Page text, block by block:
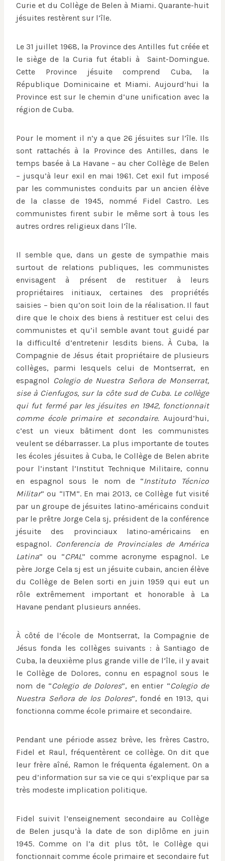
Curie et du Collège de Belen à Miami. Quarante-huit
jésuites restèrent sur l’île.
Le 31 juillet 1968, la Province des Antilles fut créée et
le siège de la Curia fut établi à Saint-Domingue.
Cette Province jésuite comprend Cuba, la
République Dominicaine et Miami. Aujourd’hui la
Province est sur le chemin d’une unification avec la
région de Cuba.
Pour le moment il n’y a que 26 jésuites sur l’île. Ils
sont rattachés à la Province des Antilles, dans le
temps basée à La Havane – au cher Collège de Belen
– jusqu’à leur exil en mai 1961. Cet exil fut imposé
par les communistes conduits par un ancien élève
de la classe de 1945, nommé Fidel Castro. Les
communistes firent subir le même sort à tous les
autres ordres religieux dans l’île.
Il semble que, dans un geste de sympathie mais
surtout de relations publiques, les communistes
envisagent à présent de restituer à leurs
propriétaires initiaux, certaines des propriétés
saisies – bien qu’on soit loin de la réalisation. Il faut
dire que le choix des biens à restituer est celui des
communistes et qu’il semble avant tout guidé par
la difficulté d’entretenir lesdits biens. À Cuba, la
Compagnie de Jésus était propriétaire de plusieurs
collèges, parmi lesquels celui de Montserrat, en
espagnol Colegio de Nuestra Señora de Monserrat,
sise à Cienfugos, sur la côte sud de Cuba. Le collège
qui fut fermé par les jésuites en 1942, fonctionnait
comme école primaire et secondaire. Aujourd’hui,
c’est un vieux bâtiment dont les communistes
veulent se débarrasser. La plus importante de toutes
les écoles jésuites à Cuba, le Collège de Belen abrite
pour l’instant l’Institut Technique Militaire, connu
en espagnol sous le nom de “Instituto Técnico
Militar” ou “ITM”. En mai 2013, ce Collège fut visité
par un groupe de jésuites latino-américains conduit
par le prêtre Jorge Cela sj, président de la conférence
jésuite des provinciaux latino-américains en
espagnol. Conferencia de Provinciales de América
Latina” ou “CPAL” comme acronyme espagnol. Le
père Jorge Cela sj est un jésuite cubain, ancien élève
du Collège de Belen sorti en juin 1959 qui eut un
rôle extrêmement important et honorable à La
Havane pendant plusieurs années.
À côté de l’école de Montserrat, la Compagnie de
Jésus fonda les collèges suivants : à Santiago de
Cuba, la deuxième plus grande ville de l’île, il y avait
le Collège de Dolores, connu en espagnol sous le
nom de “Colegio de Dolores”, en entier “Colegio de
Nuestra Señora de los Dolores”, fondé en 1913, qui
fonctionna comme école primaire et secondaire.
Pendant une période assez brève, les frères Castro,
Fidel et Raul, fréquentèrent ce collège. On dit que
leur frère aîné, Ramon le fréquenta également. On a
peu d’information sur sa vie ce qui s’explique par sa
très modeste implication politique.
Fidel suivit l’enseignement secondaire au Collège
de Belen jusqu’à la date de son diplôme en juin
1945. Comme on l’a dit plus tôt, le Collège qui
fonctionnait comme école primaire et secondaire fut